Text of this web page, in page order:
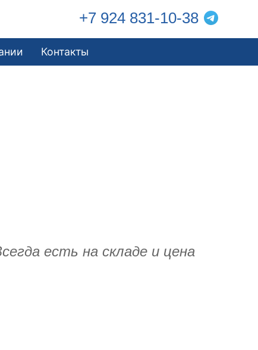
+7 924 831-10-38
Контакты
есть на складе и цена